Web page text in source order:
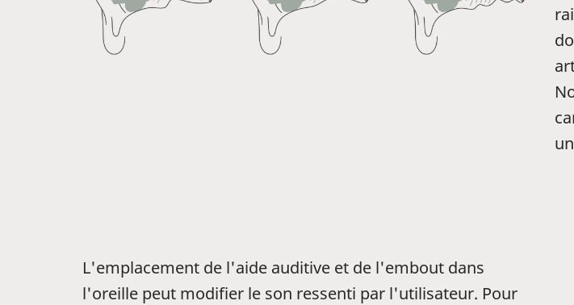
L'emplacement de l'aide auditive et de l'embout dans
l'oreille peut modifier le son ressenti par l'utilisateur. Pour